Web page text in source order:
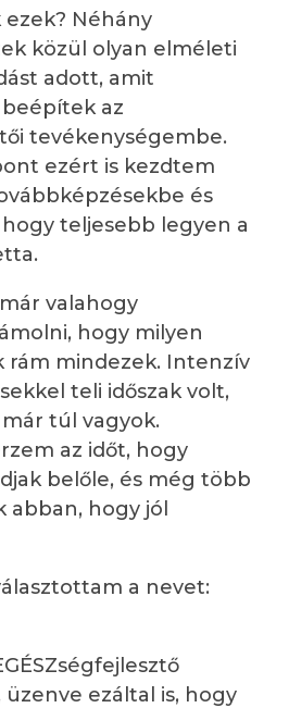
Néhány
közül olyan elméleti
adott, amit
az
tevékenységembe.
ezért is kezdtem
és
teljesebb legyen a
valahogy
hogy milyen
rám mindezek. Intenzív
teli időszak volt,
túl vagyok.
az időt, hogy
belőle, és még több
hogy jól
a nevet:
ezáltal is, hogy